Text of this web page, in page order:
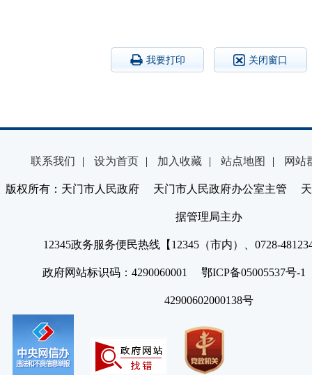
我要打印 关闭窗口
联系我们 | 设为首页 | 加入收藏 | 站点地图 | 网站
版权所有：天门市人民政府 天门市人民政府办公室主管 天
据管理局主办
12345政务服务便民热线【12345（市内）、0728-
政府网站标识码：4290060001 鄂ICP备05005537号
42900602000138号